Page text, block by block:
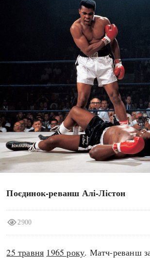
СЬОГОДНІ
ЗАГОЛОВКИ
ВИ (НЕ) ЗНАЛИ
ПОДКАСТИ
КРУГЛІ
КАРТИ
НОТА БЕНЕ
ПРЯМА
Поєдинок-реванш Алі-Лістон
2900
25 травня 1965 року. Матч-реванш